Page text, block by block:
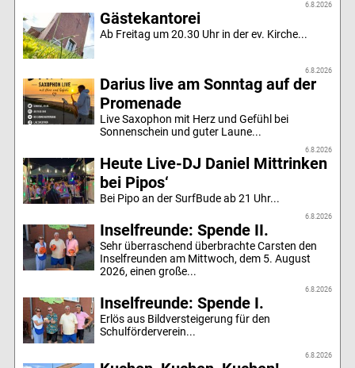
6.8.2026
Gästekantorei
Ab Freitag um 20.30 Uhr in der ev. Kirche...
6.8.2026
Darius live am Sonntag auf der
Promenade
Live Saxophon mit Herz und Gefühl bei
Sonnenschein und guter Laune...
6.8.2026
Heute Live-DJ Daniel Mittrinken
bei Pipos‘
Bei Pipo an der SurfBude ab 21 Uhr...
6.8.2026
Inselfreunde: Spende II.
Sehr überraschend überbrachte Carsten den
Inselfreunden am Mittwoch, dem 5. August
2026, einen große...
6.8.2026
Inselfreunde: Spende I.
Erlös aus Bildversteigerung für den
Schulförderverein...
6.8.2026